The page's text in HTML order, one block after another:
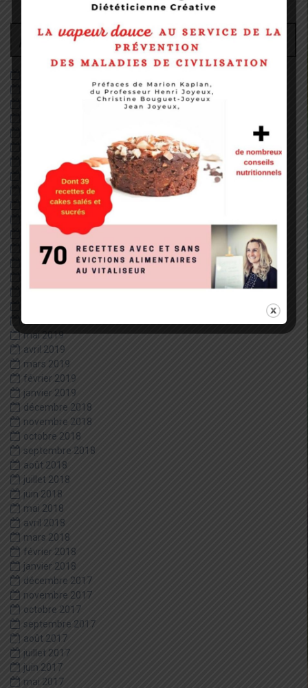
Archives
décembre 2022
octobre 2020
septembre 2020
août 2020
juillet 2020
juin 2020
mai 2020
avril 2020
février 2020
décembre 2019
mai 2019
avril 2019
mars 2019
février 2019
janvier 2019
décembre 2018
novembre 2018
octobre 2018
septembre 2018
août 2018
juillet 2018
juin 2018
mai 2018
avril 2018
mars 2018
février 2018
janvier 2018
décembre 2017
novembre 2017
octobre 2017
septembre 2017
août 2017
juillet 2017
juin 2017
mai 2017